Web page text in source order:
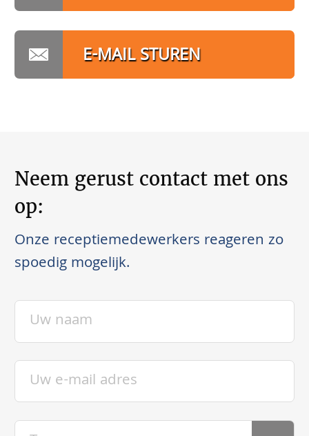
E-MAIL STUREN
Neem gerust contact met ons
op:
Onze receptiemedewerkers reageren zo
spoedig mogelijk.